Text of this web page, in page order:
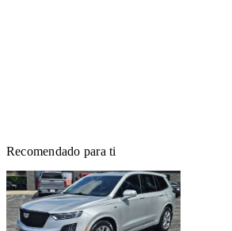
Recomendado para ti